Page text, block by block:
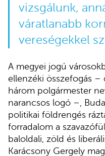
vizsgálunk,
váratlanabb
vereségekkel
A megyei jogú
ellenzéki összefogás
három polgármester
narancsos logó –,
politikai földrengés
forradalom a
baloldali, zöld és
Karácsony Gergely